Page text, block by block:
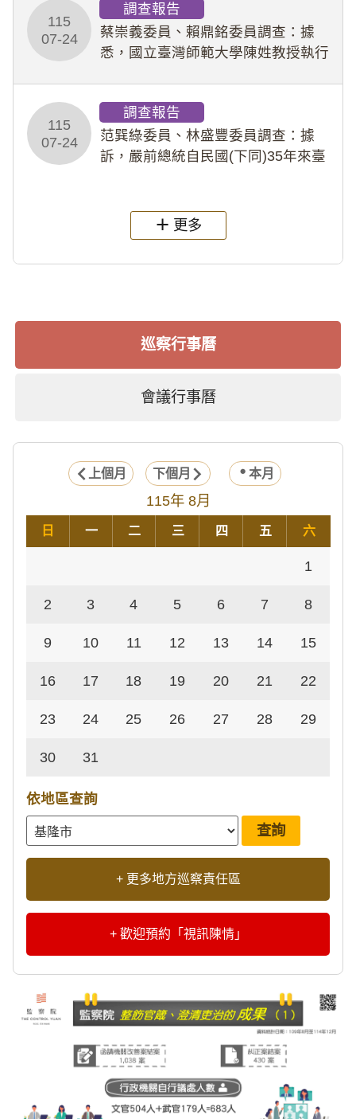
行拍攝特定樣態性影像並以手機傳送
劉師。該生因畏懼成
115
07-24
調查報告
蔡崇義委員、賴鼎銘委員調查：據
悉，國立臺灣師範大學陳姓教授執行
術倫理等情案調查報告。(115教調
31)
115
07-24
調查報告
范巽綠委員、林盛豐委員調查：據
訴，嚴前總統自民國(下同)35年來臺
過世後，總統府於89年間函請其家屬
繼續留住
更多
巡察行事曆
會議行事曆
上個月 下個月 本月
115年 8月
日 一 二 三 四 五 六
1
2 3 4 5 6 7 8
9 10 11 12 13 14 15
16 17 18 19 20 21 22
23 24 25 26 27 28 29
30 31
依地區查詢
+ 更多地方巡察責任區
+ 歡迎預約「視訊陳情」